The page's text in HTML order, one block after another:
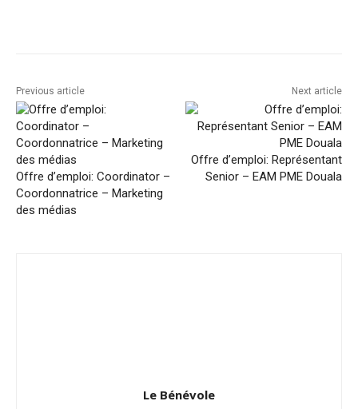
Previous article
Offre d’emploi: Coordinator –
Coordonnatrice – Marketing
des médias
Next article
Offre d’emploi: Représentant
Senior – EAM PME Douala
Le Bénévole